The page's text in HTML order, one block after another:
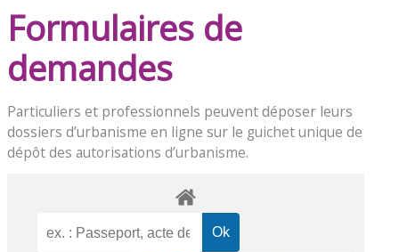
Formulaires de
demandes
Particuliers et professionnels peuvent déposer leurs
dossiers d’urbanisme en ligne sur le guichet unique de
dépôt des autorisations d’urbanisme.